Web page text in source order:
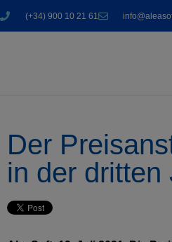
(+34) 900 10 21 61
Der
in der dritten